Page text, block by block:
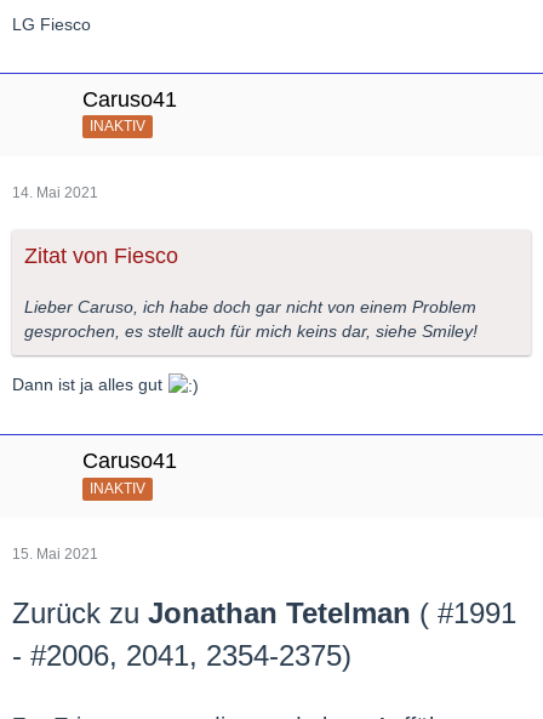
LG Fiesco
Caruso41
INAKTIV
14. Mai 2021
Zitat von Fiesco
Lieber Caruso, ich habe doch gar nicht von einem Problem
gesprochen, es stellt auch für mich keins dar, siehe Smiley!
Dann ist ja alles gut
Caruso41
INAKTIV
15. Mai 2021
Zurück zu Jonathan Tetelman ( #1991
- #2006, 2041, 2354-2375)